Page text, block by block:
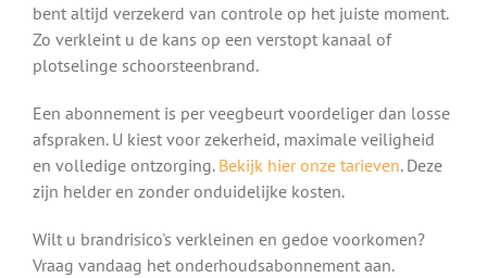
bent altijd verzekerd van controle op het juiste moment.
Zo verkleint u de kans op een verstopt kanaal of
plotselinge schoorsteenbrand.
Een abonnement is per veegbeurt voordeliger dan losse
afspraken. U kiest voor zekerheid, maximale veiligheid
en volledige ontzorging. Bekijk hier onze tarieven. Deze
zijn helder en zonder onduidelijke kosten.
Wilt u brandrisico's verkleinen en gedoe voorkomen?
Vraag vandaag het onderhoudsabonnement aan.